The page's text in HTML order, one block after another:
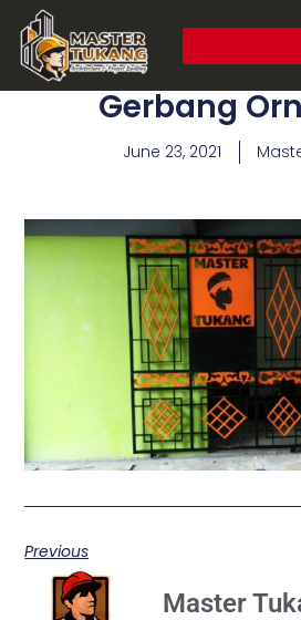
Gerbang
June 23, 2021
Previous
Master